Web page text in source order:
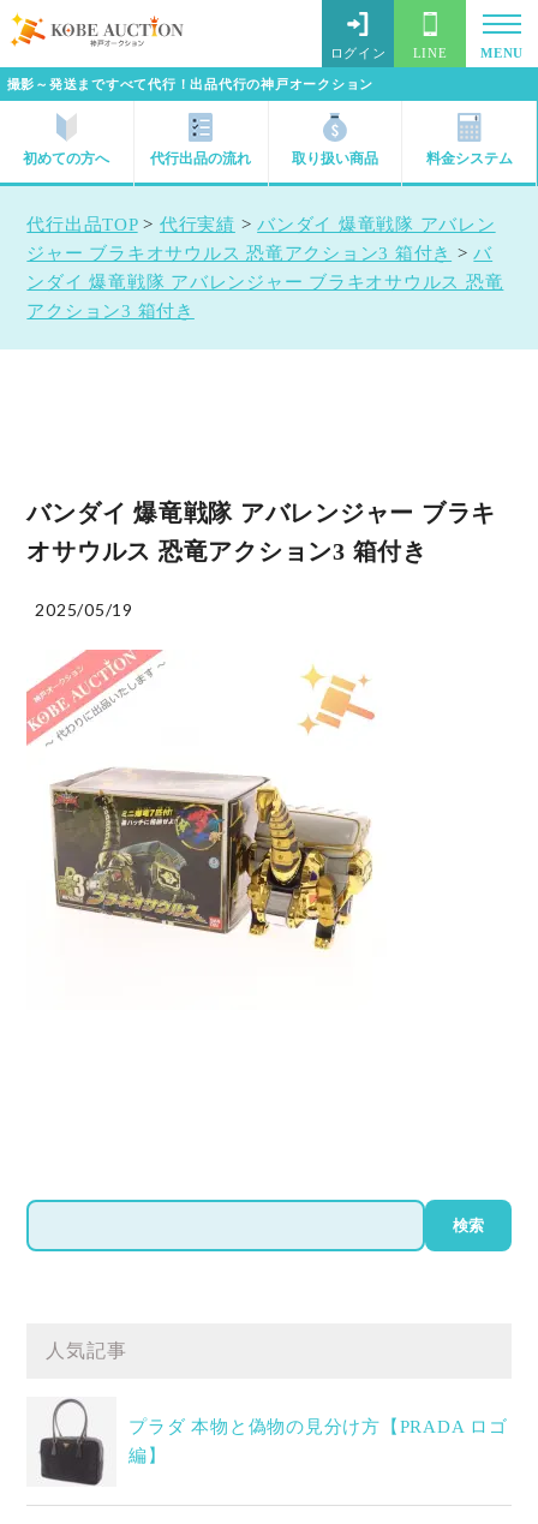
撮影～発送まですべて代行！出品代行の神戸オークション
ログイン LINE MENU
初めての方へ 代行出品の流れ 取り扱い商品 料金システム
代行出品TOP> 代行実績 >バンダイ 爆竜戦隊 アバレン
ジャー ブラキオサウルス 恐竜アクション3 箱付き >バ
ンダイ 爆竜戦隊 アバレンジャー ブラキオサウルス 恐竜
アクション3 箱付き
バンダイ 爆竜戦隊 アバレンジャー ブラキ
オサウルス 恐竜アクション3 箱付き
2025/05/19
検
索
検索
人気記事
プラダ 本物と偽物の見分け方【PRADA ロゴ
編】